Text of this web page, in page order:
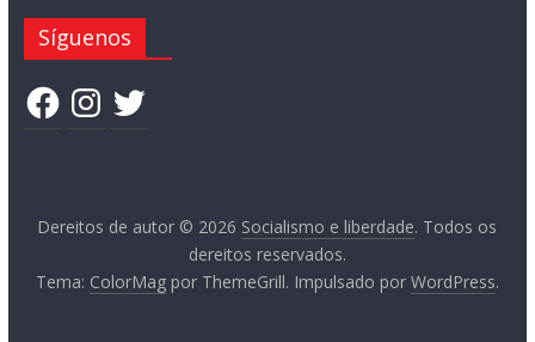
Síguenos
FacebookInstagram
Twitter
Dereitos de autor © 2026 Socialismo e liberdade. Todos os
dereitos reservados.
Tema: ColorMagpor ThemeGrill. Impulsado por WordPress.